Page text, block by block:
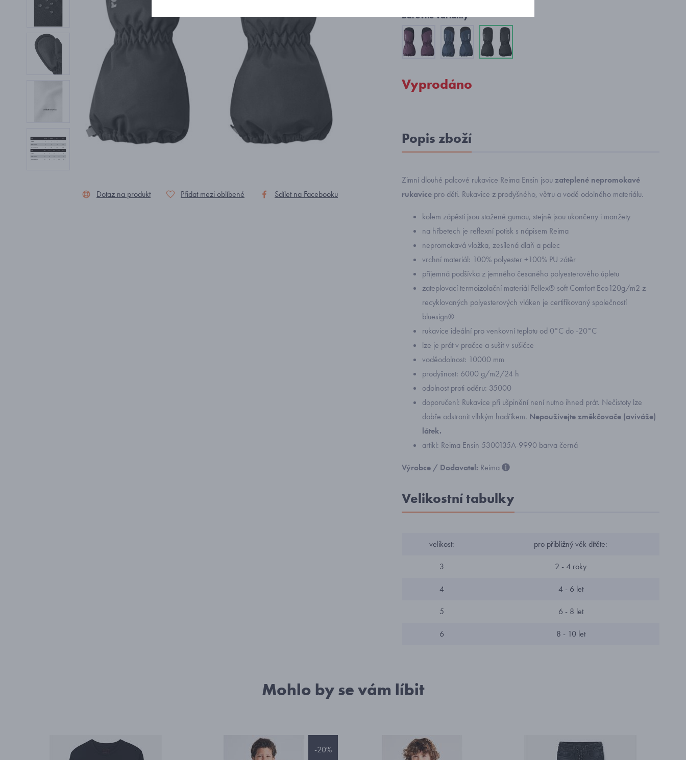
Dotaz na produkt Přidat mezi oblíbené Sdílet na Facebooku
Barevné varianty
Vyprodáno
Popis zboží
Zimní dlouhé palcové rukavice Reima Ensin jsouzateplené nepromokavé
rukavice pro děti. Rukavice z prodyšného, větru a vodě odolného materiálu.
kolem zápěstí jsou stažené gumou, stejně jsou ukončeny i manžety
na hřbetech je reflexní potisk s nápisem Reima
nepromokavá vložka, zesílená dlaň a palec
vrchní materiál: 100% polyester +100% PU zátěr
příjemná podšívka z jemného česaného polyesterového úpletu
zateplovací termoizolační materiál Fellex® soft Comfort Eco120g/m2 z
recyklovaných polyesterových vláken je certifikovaný společností
bluesign®
rukavice ideální pro venkovní teplotu od 0°C do -20°C
lze je prát v pračce a sušit v sušičce
voděodolnost: 10000 mm
prodyšnost: 6000 g/m2/24 h
odolnost proti oděru: 35000
doporučení: Rukavice při ušpinění není nutno ihned prát. Nečistoty lze
dobře odstranit vlhkým hadříkem. Nepoužívejte změkčovače (aviváže)
látek.
artikl: Reima Ensin 5300135A-9990 barva černá
Výrobce / Dodavatel: Reima
Velikostní tabulky
velikost: pro přibližný věk dítěte:
3 2 - 4 roky
4 4 - 6 let
5 6 - 8 let
6 8 - 10 let
Mohlo by se vám líbit
-20%